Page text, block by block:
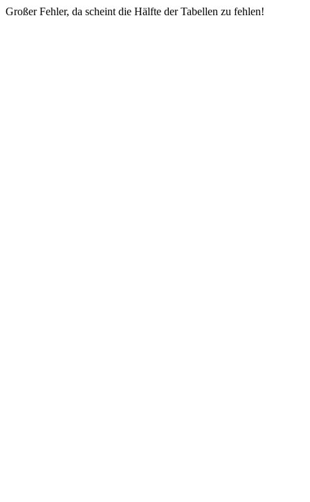
Großer Fehler, da scheint die Hälfte der Tabellen zu fehlen!